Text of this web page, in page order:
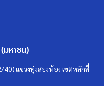
มหาชน)
40) แขวงทุ่งสองห้อง เขตหลักสี่